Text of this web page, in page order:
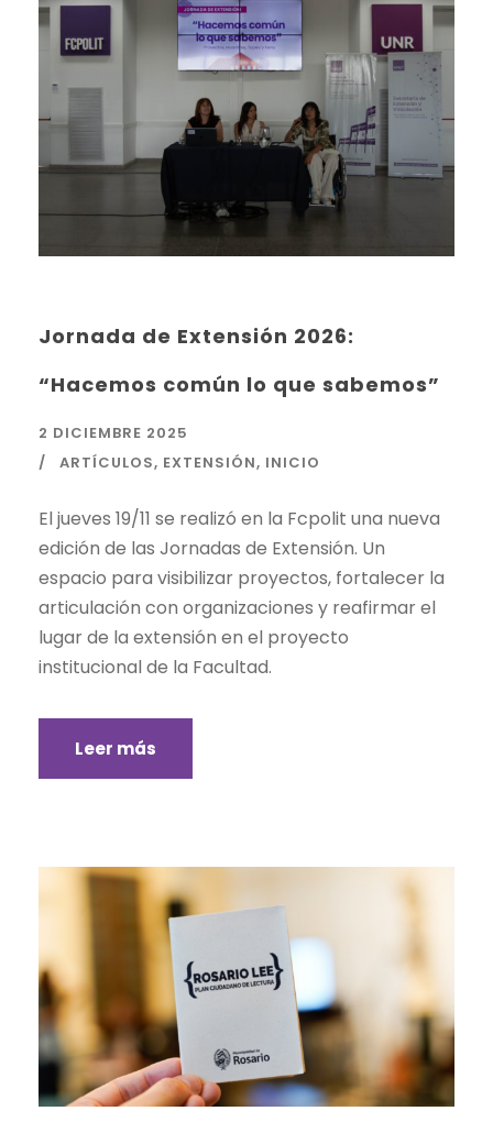
Jornada de Extensión 2026:
“Hacemos común lo que sabemos”
2 DICIEMBRE 2025
ARTÍCULOS, EXTENSIÓN, INICIO
El jueves 19/11 se realizó en la Fcpolit una nueva
edición de las Jornadas de Extensión. Un
espacio para visibilizar proyectos, fortalecer la
articulación con organizaciones y reafirmar el
lugar de la extensión en el proyecto
institucional de la Facultad.
Leer más